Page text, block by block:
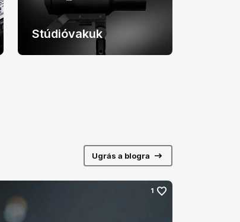
Stúdióvakuk
Ugrás a blogra arrow_right_alt
1 favorite